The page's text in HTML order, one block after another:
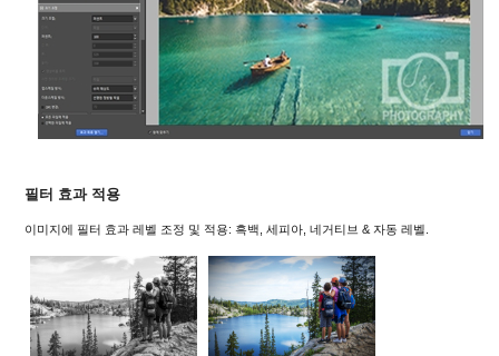
필터 효과 적용
이미지에 필터 효과 레벨 조정 및 적용: 흑백, 세피아, 네거티브 & 자동 레벨.